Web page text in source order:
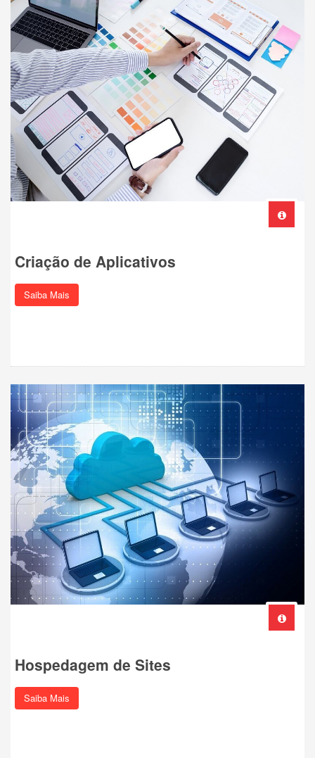
Criação de Aplicativos
Saiba Mais
Hospedagem de Sites
Saiba Mais